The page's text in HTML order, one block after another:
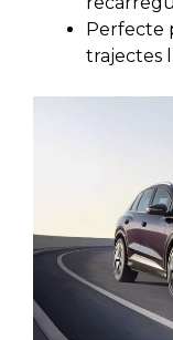
Perfecte
trajectes